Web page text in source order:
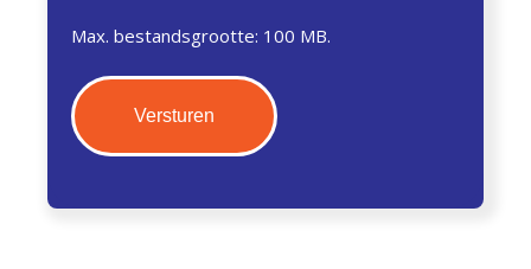
Max. bestandsgrootte: 100 MB.